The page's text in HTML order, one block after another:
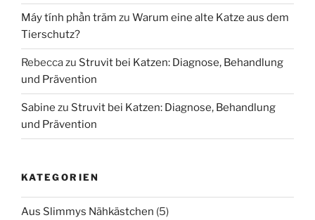
Máy tính phần trăm zu Warum eine alte Katze aus dem
Tierschutz?
Rebeccazu Struvit bei Katzen: Diagnose, Behandlung
und Prävention
Sabine zu Struvit bei Katzen: Diagnose, Behandlung
und Prävention
KATEGORIEN
Aus Slimmys Nähkästchen (5)